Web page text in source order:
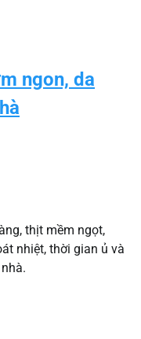
ngon, da
thịt mềm ngọt,
nhiệt, thời gian ủ và